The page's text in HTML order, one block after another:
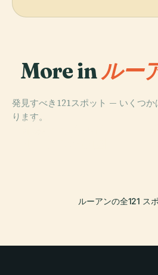
More inルー
発見すべき121スポット — いくつ
ります。
PLACE
ルーアンの全121 ス